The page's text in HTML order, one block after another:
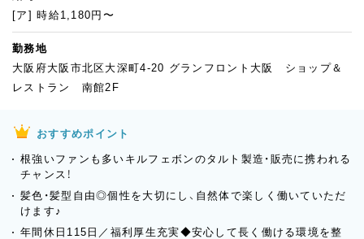
[ア] 時給1,180円〜
勤務地
大阪府大阪市北区大深町4-20 グランフロント大阪 ショップ＆
レストラン 南館2F
おすすめポイント
根強いファンも多いキルフェボンのタルト製造・販売に携われる
チャンス！
髪色・髪型自由◎個性を大切にし、自然体で楽しく働いていただ
けます♪
年間休日115日／福利厚生充実◆安心して長く働ける環境を整